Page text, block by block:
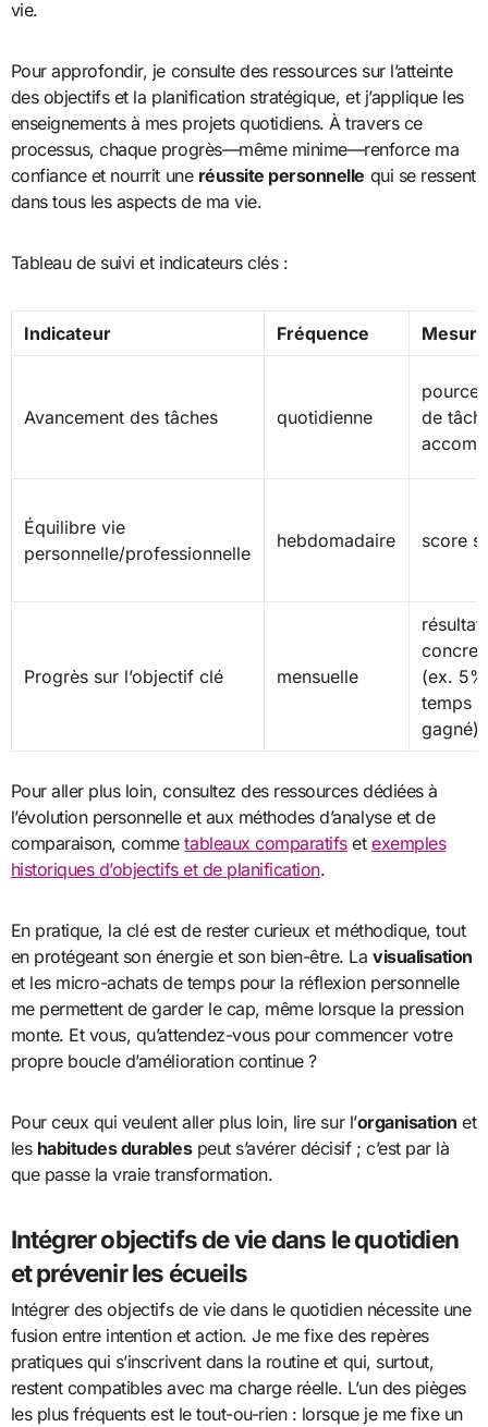
vie.
Pour approfondir, je consulte des ressources sur l’atteinte
des objectifs et la planification stratégique, et j’applique les
enseignements à mes projets quotidiens. À travers ce
processus, chaque progrès—même minime—renforce ma
confiance et nourrit une réussite personnelle qui se ressent
dans tous les aspects de ma vie.
Tableau de suivi et indicateurs clés :
Indicateur Fréquence Mesure
Avancement des tâches quotidienne
de
Équilibre vie
personnelle/professionnelle
hebdomadaire score
Progrès sur l’objectif clé mensuelle
(ex.
temps
gagné)
Pour aller plus loin, consultez des ressources dédiées à
l’évolution personnelle et aux méthodes d’analyse et de
comparaison, commetableaux comparatifset exemples
historiques d’objectifs et de planification.
En pratique, la clé est de rester curieux et méthodique, tout
en protégeant son énergie et son bien-être. Lavisualisation
et les micro-achats de temps pour la réflexion personnelle
me permettent de garder le cap, même lorsque la pression
monte. Et vous, qu’attendez-vous pour commencer votre
propre boucle d’amélioration continue ?
Pour ceux qui veulent aller plus loin, lire sur l’organisation et
les habitudes durablespeut s’avérer décisif ; c’est par là
que passe la vraie transformation.
Intégrer objectifs de vie dans le quotidien
et prévenir les écueils
Intégrer des objectifs de vie dans le quotidien nécessite une
fusion entre intention et action. Je me fixe des repères
pratiques qui s’inscrivent dans la routine et qui, surtout,
restent compatibles avec ma charge réelle. L’un des pièges
les plus fréquents est le tout-ou-rien : lorsque je me fixe un